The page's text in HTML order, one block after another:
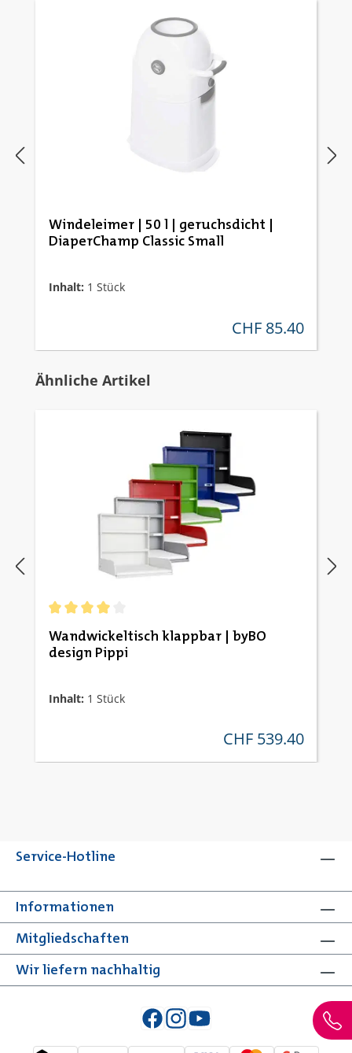
Windeleimer | 50 l | geruchsdicht |
DiaperChamp Classic Small
Inhalt: 1 Stück
regulärer preis:
CHF 85.40
Produktgalerie überspringen
Ähnliche Artikel
Wandwickeltisch klappbar | byBO
design Pippi
Inhalt: 1 Stück
regulärer preis:
CHF 539.40
Service-Hotline
Mitgliedschaften
Informationen
Wir liefern nachhaltig